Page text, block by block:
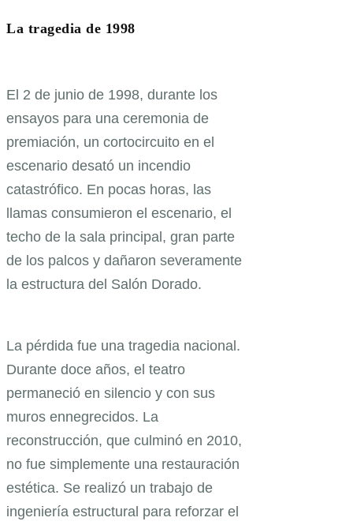
La tragedia de 1998
El 2 de junio de 1998, durante los
ensayos para una ceremonia de
premiación, un cortocircuito en el
escenario desató un incendio
catastrófico. En pocas horas, las
llamas consumieron el escenario, el
techo de la sala principal, gran parte
de los palcos y dañaron severamente
la estructura del Salón Dorado.
La pérdida fue una tragedia nacional.
Durante doce años, el teatro
permaneció en silencio y con sus
muros ennegrecidos. La
reconstrucción, que culminó en 2010,
no fue simplemente una restauración
estética. Se realizó un trabajo de
ingeniería estructural para reforzar el